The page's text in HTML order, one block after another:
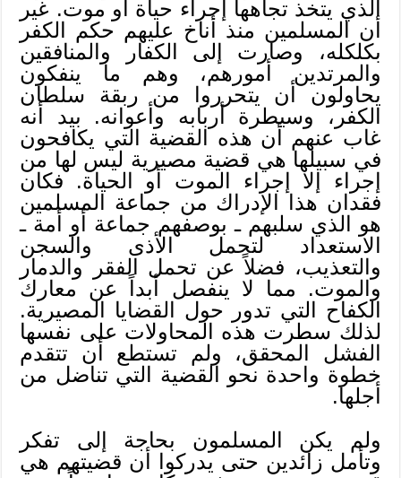
الذي يتخذ تجاهها إجراء حياة أو موت. غير
أن المسلمين منذ أناخ عليهم حكم الكفر
بكلكله، وصارت إلى الكفار والمنافقين
والمرتدين أمورهم، وهم ما ينفكون
يحاولون أن يتحرروا من ربقة سلطان
الكفر، وسيطرة أربابه وأعوانه. بيد أنه
غاب عنهم أن هذه القضية التي يكافحون
في سبيلها هي قضية مصيرية ليس لها من
إجراء إلا إجراء الموت أو الحياة. فكان
فقدان هذا الإدراك من جماعة المسلمين
هو الذي سلبهم ـ بوصفهم جماعة أو أمة ـ
الاستعداد لتحمل الأذى والسجن
والتعذيب، فضلاً عن تحمل الفقر والدمار
والموت. مما لا ينفصل أبداً عن معارك
الكفاح التي تدور حول القضايا المصيرية.
لذلك سطرت هذه المحاولات على نفسها
الفشل المحقق، ولم تستطع أن تتقدم
خطوة واحدة نحو القضية التي تناضل من
أجلها.
ولم يكن المسلمون بحاجة إلى تفكر
وتأمل زائدين حتى يدركوا أن قضيتهم هي